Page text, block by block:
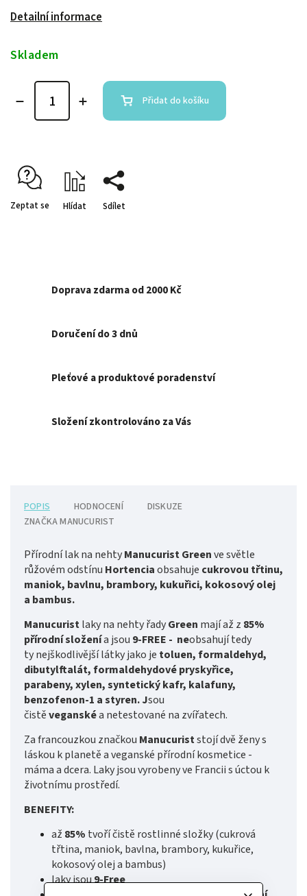
Detailní informace
Skladem
Přidat do košíku
Zeptat se Hlídat Sdílet
Doprava zdarma od 2000 Kč
Doručení do 3 dnů
Pleťové a produktové poradenství
Složení zkontrolováno za Vás
POPIS HODNOCENÍ
DISKUZE
ZNAČKAMANUCURIST
Přírodní lak na nehtyManucurist Greenve světle
růžovém odstínu Hortenciaobsahuje cukrovou třtinu,
maniok, bavlnu, brambory, kukuřici, kokosový olej
a bambus.
Manucuristlaky na nehty řadyGreen mají až z 85%
přírodní složenía jsou 9-FREE - neobsahují tedy
ty nejškodlivější látky jako je toluen, formaldehyd,
dibutylftalát, formaldehydové pryskyřice,
parabeny, xylen, syntetický kafr, kalafuny,
benzofenon-1 a styren. Jsou
čistěveganskéa netestované na zvířatech.
Za francouzkou značkou Manucuriststojí dvě ženy s
láskou k planetě a veganské přírodní kosmetice -
máma a dcera. Laky jsou vyrobeny ve Francii s úctou k
životnímu prostředí.
BENEFITY:
až 85% tvoří čistě rostlinné složky (cukrová
třtina, maniok, bavlna, brambory, kukuřice,
kokosový olej a bambus)
laky jsou9-Free